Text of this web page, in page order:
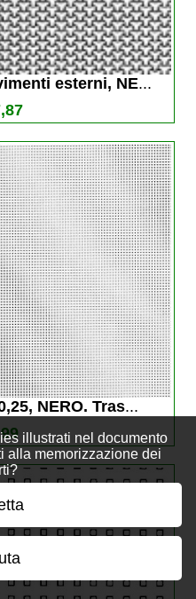
illustrati nel documento
alla memorizzazione dei
esterni, NE...
NERO. Tras...